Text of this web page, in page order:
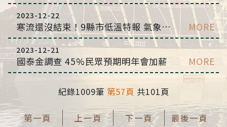
2023-12-22
寒流還沒結束！9縣市低溫特報 氣象專家︰發威到明晨 MORE
2023-12-21
國泰金調查 45%民眾預期明年會加薪 MORE
紀錄1009筆 第57頁 共101頁
第一頁 上一頁 下一頁 最後一頁